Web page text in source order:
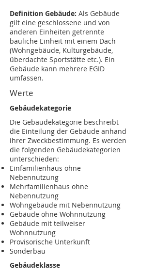
Definition Gebäude: Als Gebäude
gilt eine geschlossene und von
anderen Einheiten getrennte
bauliche Einheit mit einem Dach
(Wohngebäude, Kulturgebäude,
überdachte Sportstätte etc.). Ein
Gebäude kann mehrere EGID
umfassen.
Werte
Gebäudekategorie
Die Gebäudekategorie beschreibt
die Einteilung der Gebäude anhand
ihrer Zweckbestimmung. Es werden
die folgenden Gebäudekategorien
unterschieden:
Einfamilienhaus ohne
Nebennutzung
Mehrfamilienhaus ohne
Nebennutzung
Wohngebäude mit Nebennutzung
Gebäude ohne Wohnnutzung
Gebäude mit teilweiser
Wohnnutzung
Provisorische Unterkunft
Sonderbau
Gebäudeklasse